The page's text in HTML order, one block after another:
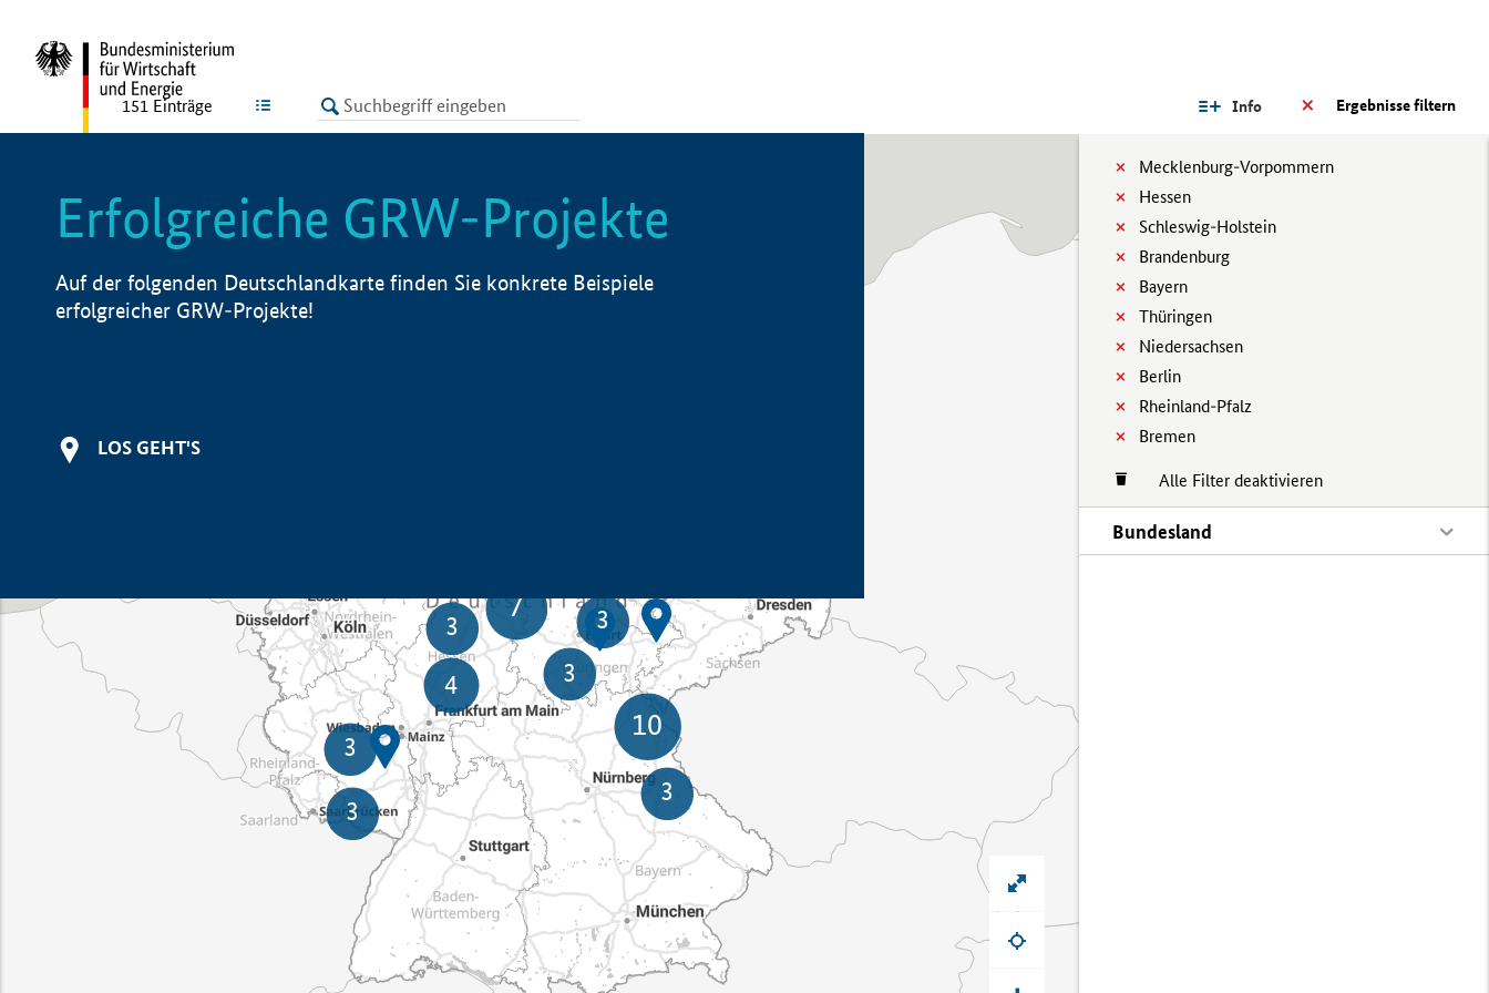
LISTE Ergebnisse filtern
Info
Mecklenburg-Vorpommern
Hessen
Schleswig-Holstein
Brandenburg
Bayern
Thüringen
Niedersachsen
Berlin
Rheinland-Pfalz
Bremen
Alle Filter deaktivieren
Bundesland
151 Einträge
Erfolgreiche GRW-Projekte
Auf der folgenden Deutschlandkarte finden Sie konkrete Beispiele
erfolgreicher GRW-Projekte!
LOS GEHT'S